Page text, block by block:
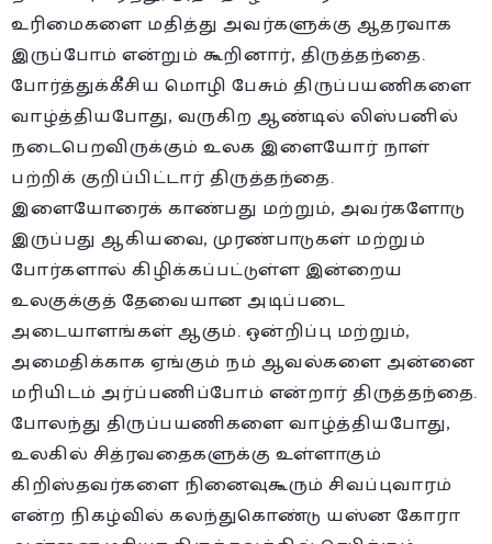
உரிமைகளை மதித்து அவர்களுக்கு ஆதரவாக
இருப்போம் என்றும் கூறினார், திருத்தந்தை.
போர்த்துக்கீசிய மொழி பேசும் திருப்பயணிகளை
வாழ்த்தியபோது, வருகிற ஆண்டில் லிஸ்பனில்
நடைபெறவிருக்கும் உலக இளையோர் நாள்
பற்றிக் குறிப்பிட்டார் திருத்தந்தை.
இளையோரைக் காண்பது மற்றும், அவர்களோடு
இருப்பது ஆகியவை, முரண்பாடுகள் மற்றும்
போர்களால் கிழிக்கப்பட்டுள்ள இன்றைய
உலகுக்குத் தேவையான அடிப்படை
அடையாளங்கள் ஆகும். ஒன்றிப்பு மற்றும்,
அமைதிக்காக ஏங்கும் நம் ஆவல்களை அன்னை
மரியிடம் அர்ப்பணிப்போம் என்றார் திருத்தந்தை.
போலந்து திருப்பயணிகளை வாழ்த்தியபோது,
உலகில் சித்ரவதைகளுக்கு உள்ளாகும்
கிறிஸ்தவர்களை நினைவுகூரும் சிவப்புவாரம்
என்ற நிகழ்வில் கலந்துகொண்டு யஸ்ன கோரா